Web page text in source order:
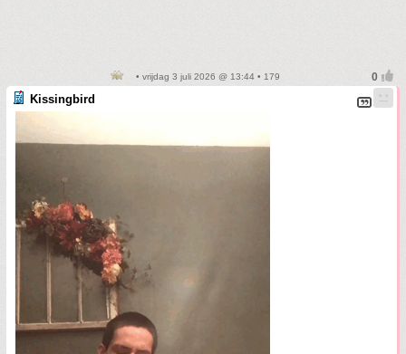
• vrijdag 3 juli 2026 @ 13:44 • 179
Kissingbird